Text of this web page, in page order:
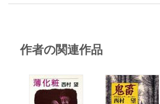
作者の関連作品